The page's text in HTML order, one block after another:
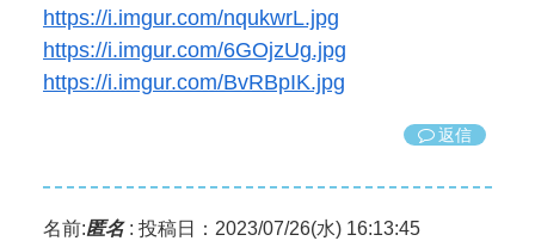
https://i.imgur.com/nqukwrL.jpg
https://i.imgur.com/6GOjzUg.jpg
https://i.imgur.com/BvRBpIK.jpg
返信
名前:匿名: 投稿日：2023/07/26(水) 16:13:45